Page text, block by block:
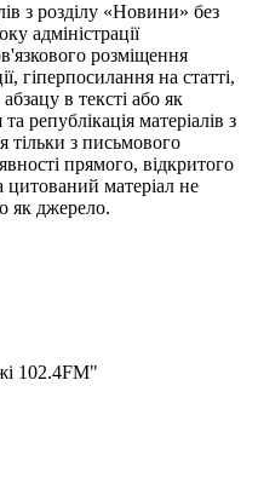
з розділу «Новини» без
адміністрації
розміщення
гіперпосилання на статті,
в тексті або як
републікація матеріалів з
тільки з письмового
прямого, відкритого
цитований матеріал не
як джерело.
102.4FM"